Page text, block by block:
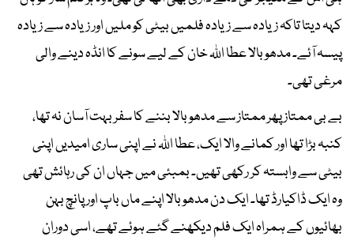
کہہ دیتا تاکہ زیادہ سے زیادہ فلمیں بیٹی کو ملیں اور زیادہ سے زیادہ
پیسہ آئے۔ مدھوبالا عطا اللہ خان کے لیے سونے کا انڈہ دینے والی
مرغی تھی۔
بے بی ممتاز پھر ممتاز سے مدھو بالا بننے کا سفر بہت آسان نہ تھا،
کنبہ بڑا تھا اور کمانے والا ایک، عطا اللہ نے اپنی ساری امیدیں اپنی
بیٹی سے وابستہ کر رکھی تھیں۔ بمبئی میں جہاں ان کی رہائش تھی
وہ ایک ڈاکیارڈ تھا۔ ایک دن مدھوبالا اپنے ماں باپ اور پانچ بہن
بھائیوں کے ہمراہ ایک فلم دیکھنے گئے ہوئے تھے، اسی دوران